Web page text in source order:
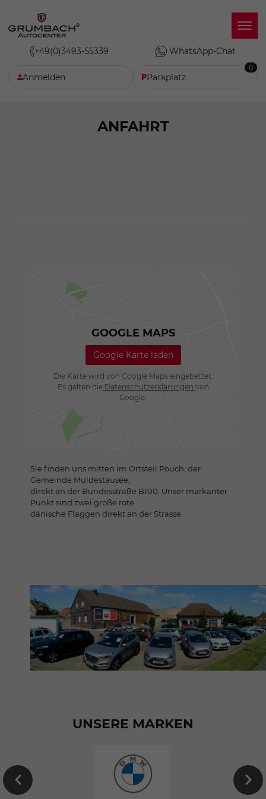
+49(0)3493-55339 WhatsApp-Chat
Anmelden Parkplatz
0
ANFAHRT
GOOGLE MAPS
Google Karte laden
Die Karte wird von Google Maps eingebettet.
Es gelten dieDatenschutzerklärungen von
Google.
Sie finden uns mitten im Ortsteil Pouch, der
Gemeinde Muldestausee,
direkt an der Bundesstraße B100. Unser markanter
Punkt sind zwei große rote
dänische Flaggen direkt an der Strasse.
UNSERE MARKEN
EU-
Neuwagen